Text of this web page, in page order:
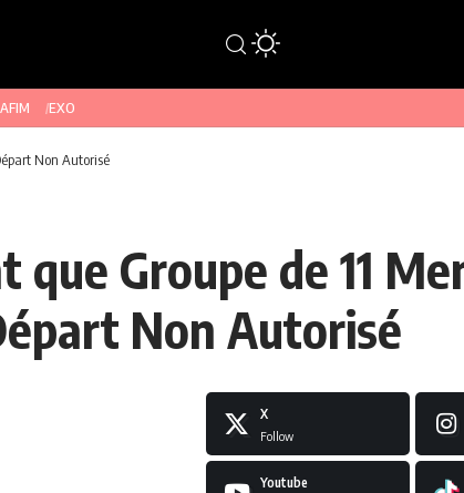
EXO
Non Autorisé
Groupe de 11
Non Autorisé
X
Follow
Youtube